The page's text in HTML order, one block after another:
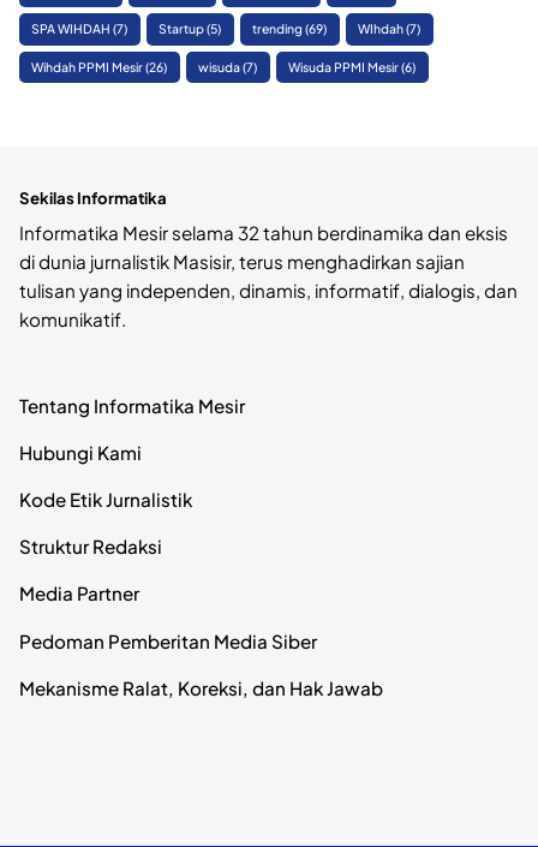
SPA WIHDAH (7) Startup(5) trending (69) WIhdah(7)
Wihdah PPMI Mesir(26) wisuda(7) Wisuda PPMI Mesir(6)
Sekilas Informatika
Informatika Mesir selama 32 tahun berdinamika dan eksis
di dunia jurnalistik Masisir, terus menghadirkan sajian
tulisan yang independen, dinamis, informatif, dialogis, dan
komunikatif.
Tentang Informatika Mesir
Hubungi Kami
Kode Etik Jurnalistik
Struktur Redaksi
Media Partner
Pedoman Pemberitan Media Siber
Mekanisme Ralat, Koreksi, dan Hak Jawab